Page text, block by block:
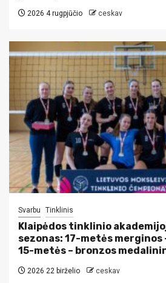
2026 4 rugpjūčio ceskav
Svarbu Tinklinis
Klaipėdos tinklinio
sezonas: 17-metės merginos
15-metės – bronzos
2026 22 birželio ceskav